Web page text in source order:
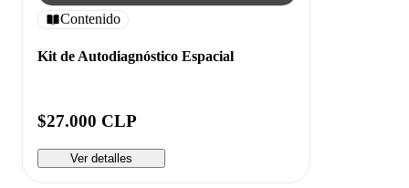
Contenido
Kit de Autodiagnóstico Espacial
$27.000 CLP
Ver detalles